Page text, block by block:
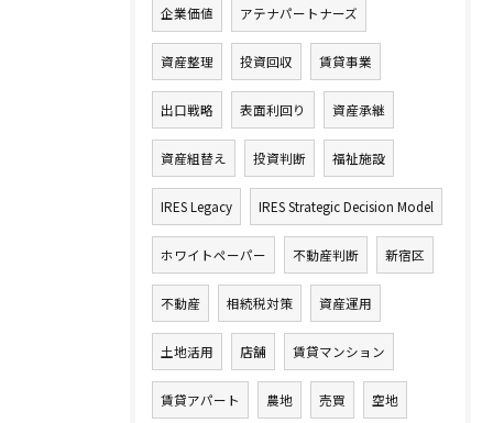
企業価値 アテナパートナーズ
資産整理 投資回収 賃貸事業
出口戦略 表面利回り 資産承継
資産組替え 投資判断 福祉施設
IRES Legacy IRES Strategic Decision Model
ホワイトペーパー 不動産判断 新宿区
不動産 相続税対策 資産運用
土地活用 店舗 賃貸マンション
賃貸アパート 農地 売買 空地